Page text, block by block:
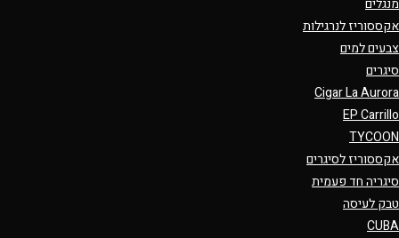
מנגלים
אקססוריז לנרגילות
צבעים למים
סיגרים
Cigar La Aurora
EP Carrillo
TYCOON
אקססוריז לסיגרים
סיגריה חד פעמית
טבק לעיסה
CUBA